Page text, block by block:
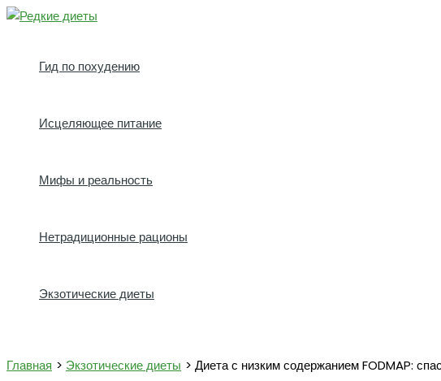
Перейти
Гид по похудению
Исцеляющее питание
Мифы и реальность
Нетрадиционные рационы
Экзотические диеты
Главная Экзотические диеты Диета с низким содержанием FODMAP: